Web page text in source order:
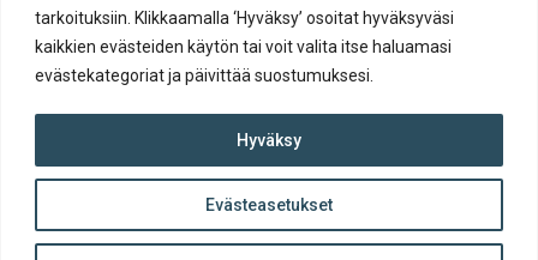
tarkoituksiin. Klikkaamalla ‘Hyväksy’ osoitat hyväksyväsi
kaikkien evästeiden käytön tai voit valita itse haluamasi
evästekategoriat ja päivittää suostumuksesi.
Evästeasetukset
Hyväksy
ylös
Saavutettavuusseloste
© Salon kaupunki 2020 • All rights reserved.